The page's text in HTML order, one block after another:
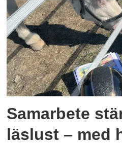
Samarbete
läslust – med